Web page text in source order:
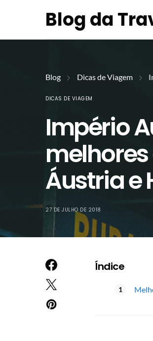
Blog da
Blog Dicas de Viagem
DICAS DE VIAGEM
Império
Áustria e
27 DE JULHO DE 2018
Índice